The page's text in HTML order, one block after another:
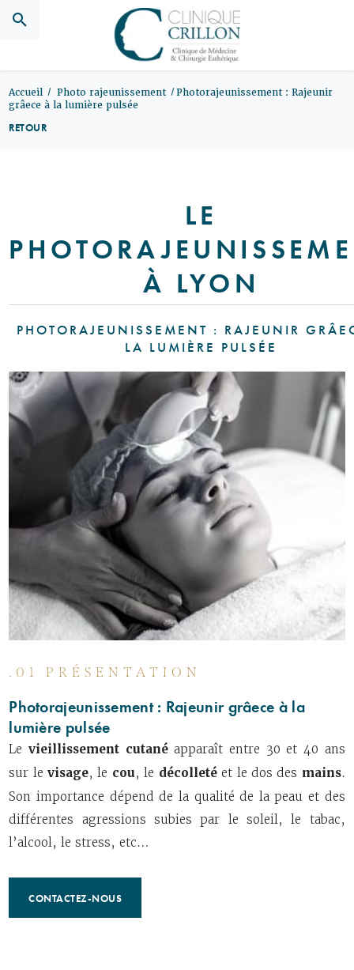
Accueil Photo rajeunissement
Photorajeunissement : Rajeunir
grâece à la lumière pulsée
RETOUR
LE
À LYON
PHOTORAJEUNISSEMENT : RAJEUNIR
LA LUMIÈRE PULSÉE
.01 PRÉSENTATION
Photorajeunissement : Rajeunir grâece à la
lumière pulsée
Le vieillissement cutanéapparaît entre 30 et 40 ans
sur levisage, le cou, le décolletéet le dos des mains.
Son importance dépend de la qualité de la peau et des
différentes agressions subies par le soleil, le tabac,
l’alcool, le stress, etc…
CONTACTEZ-NOUS
Panneau de gestion des cookies